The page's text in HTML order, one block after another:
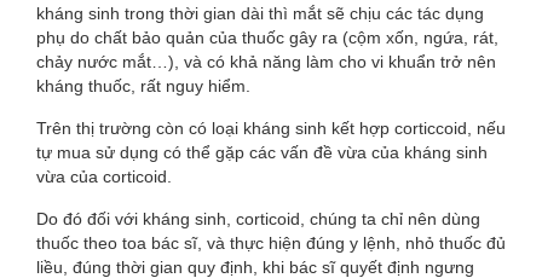
kháng sinh trong thời gian dài thì mắt sẽ chịu các tác dụng
phụ do chất bảo quản của thuốc gây ra (cộm xốn, ngứa, rát,
chảy nước mắt…), và có khả năng làm cho vi khuẩn trở nên
kháng thuốc, rất nguy hiểm.
Trên thị trường còn có loại kháng sinh kết hợp corticcoid, nếu
tự mua sử dụng có thể gặp các vấn đề vừa của kháng sinh
vừa của corticoid.
Do đó đối với kháng sinh, corticoid, chúng ta chỉ nên dùng
thuốc theo toa bác sĩ, và thực hiện đúng y lệnh, nhỏ thuốc đủ
liều, đúng thời gian quy định, khi bác sĩ quyết định ngưng